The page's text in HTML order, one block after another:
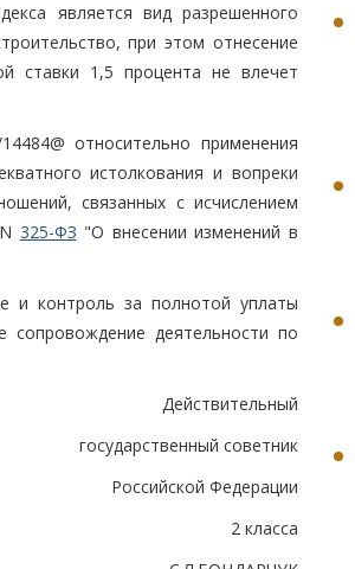
является вид разрешенного
при этом отнесение
ставки 1,5 процента не влечет
относительно применения
истолкования и вопреки
связанных с исчислением
325-ФЗ "О внесении изменений в
и контроль за полнотой уплаты
сопровождение деятельности по
Действительный
государственный советник
Российской Федерации
2 класса